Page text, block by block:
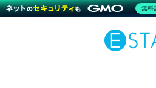
無料